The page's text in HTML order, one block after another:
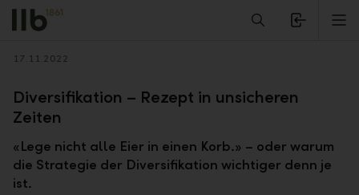
Alerts.Headline
Zurück
17.11.2022
Diversifikation – Rezept in unsicheren
Zeiten
«Lege nicht alle Eier in einen Korb.» – oder warum
die Strategie der Diversifikation wichtiger denn je
ist.